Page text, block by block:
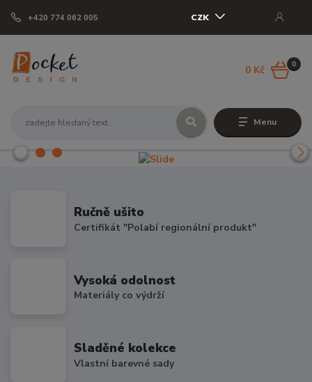
Menu
+420 774 062 005 CZK
0
0 Kč
Ručně ušito
Certifikát "Polabí regionální produkt"
Vysoká odolnost
Materiály co výdrží
Sladěné kolekce
Vlastní barevné sady